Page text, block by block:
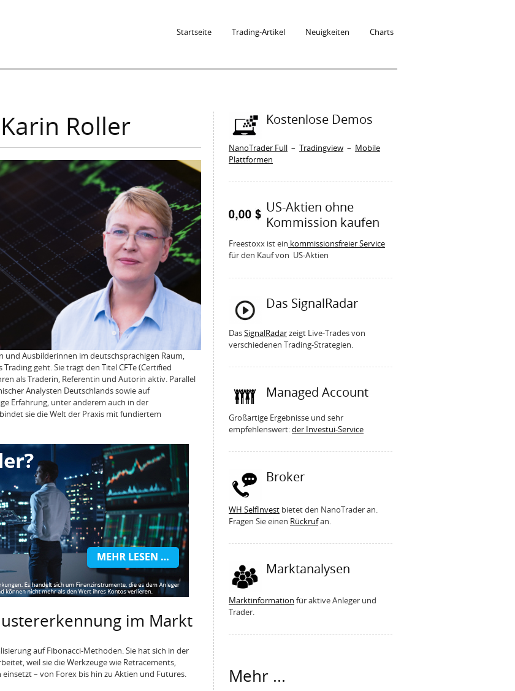
Startseite Trading-Artikel Neuigkeiten Charts
Roller
und Ausbilderinnen im deutschsprachigen Raum,
geht. Sie trägt den Titel CFTe (Certified
als Traderin, Referentin und Autorin aktiv. Parallel
Analysten Deutschlands sowie auf
Erfahrung, unter anderem auch in der
sie die Welt der Praxis mit fundiertem
im Markt
auf Fibonacci-Methoden. Sie hat sich in der
weil sie die Werkzeuge wie Retracements,
– von Forex bis hin zu Aktien und Futures.
Kostenlose Demos
NanoTrader Full – Tradingview – Mobile
Plattformen
US-Aktien ohne
Kommission kaufen
Freestoxx ist ein kommissionsfreier Service
für den Kauf von US-Aktien
Das SignalRadar
DasSignalRadarzeigt Live-Trades von
verschiedenen Trading-Strategien.
Managed Account
Großartige Ergebnisse und sehr
empfehlenswert:der Investui-Service
Broker
WH SelfInvest bietet den NanoTrader an.
Fragen Sie einen Rückrufan.
Marktanalysen
Marktinformation für aktive Anleger und
Trader.
Mehr ...